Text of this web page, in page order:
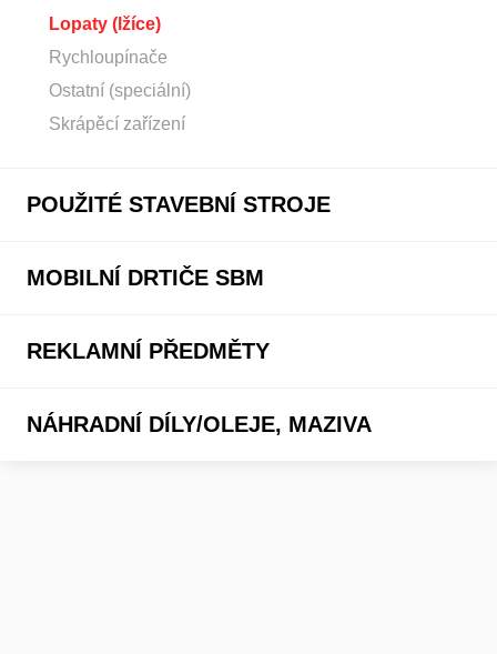
Lopaty (lžíce)
Rychloupínače
Ostatní (speciální)
Skrápěcí zařízení
POUŽITÉ STAVEBNÍ STROJE
MOBILNÍ DRTIČE SBM
REKLAMNÍ PŘEDMĚTY
NÁHRADNÍ DÍLY/OLEJE, MAZIVA